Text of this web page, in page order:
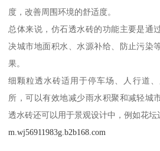
度，改善周围环境的舒适度。
总体来说，仿石透水砖的功能主要是通
决城市地面积水、水源补给、防止污染
果。
细颗粒透水砖适用于停车场、人行道
所，可以有效地减少雨水积聚和减轻城
透水砖还可以用于景观设计中，例如花坛
m.wj56911983g.b2b168.com